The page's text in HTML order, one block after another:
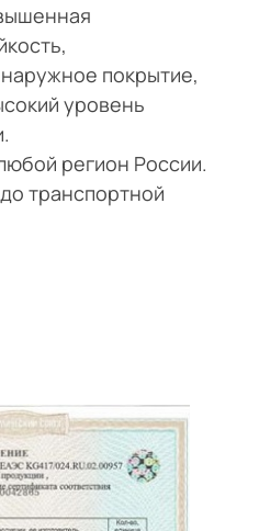
покрытие,
уровень
регион России.
транспортной